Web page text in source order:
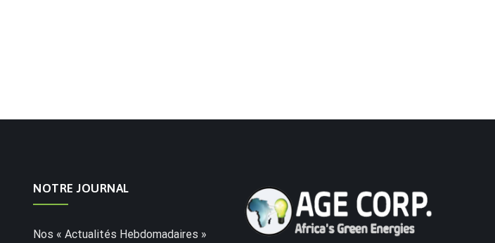
NOTRE JOURNAL
Nos « Actualités Hebdomadaires »